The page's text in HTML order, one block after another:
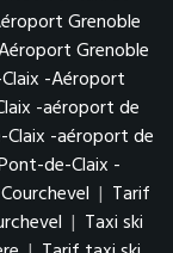
Grenoble
Grenoble
-Aéroport
-aéroport de
-aéroport de
de-Claix -
| Tarif
| Taxi ski